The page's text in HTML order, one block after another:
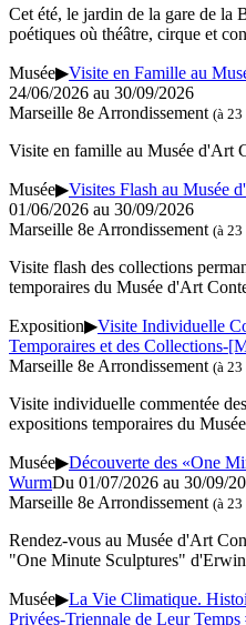
Cet été, le jardin de la gare de la
poétiques où théâtre, cirque et
Musée▶Visite en Famille au
24/06/2026 au 30/09/2026
Marseille 8e Arrondissement (à
Visite en famille au Musée d'Art
Musée▶Visites Flash au Musée
01/06/2026 au 30/09/2026
Marseille 8e Arrondissement (à
Visite flash des collections
temporaires du Musée d'Art
Exposition▶Visite Individuelle
Temporaires et des Collections-
Marseille 8e Arrondissement (à
Visite individuelle commentée
expositions temporaires du
Musée▶Découverte des «One
WurmDu 01/07/2026 au 30/09/
Marseille 8e Arrondissement (à
Rendez-vous au Musée d'Art
"One Minute Sculptures"
Musée▶La Vie Climatique.
Privées-Triennale de Leur Temps